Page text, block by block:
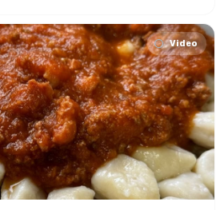
Video